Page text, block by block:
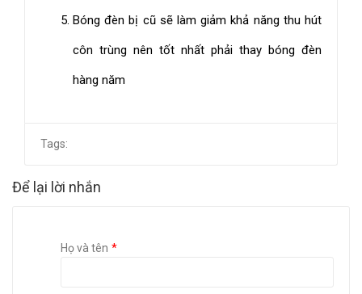
Bóng đèn bị cũ sẽ làm giảm khả năng thu hút
côn trùng nên tốt nhất phải thay bóng đèn
hàng năm
Tags:
Để lại lời nhắn
Họ và tên